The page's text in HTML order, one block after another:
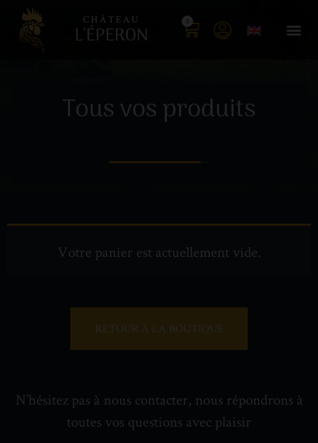
CHÂTEAU
L'ÉPERON
0
Tous vos produits
Votre panier est actuellement vide.
RETOUR À LA BOUTIQUE
N’hésitez pas à nous contacter, nous répondrons à
toutes vos questions avec plaisir